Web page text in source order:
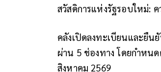
สวัสดิการแห่งรัฐรอบใหม่:
คลังเปิดลงทะเบียนและยืน
ผ่าน 5 ช่องทาง โดยกำหน
สิงหาคม 2569